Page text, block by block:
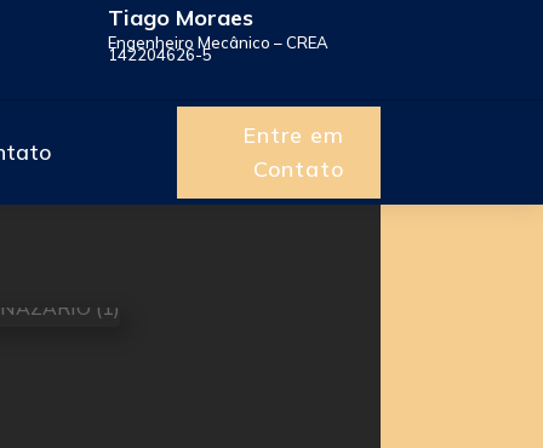
Tiago Moraes
Engenheiro Mecânico – CREA
142204626-5
Entre em
Contato